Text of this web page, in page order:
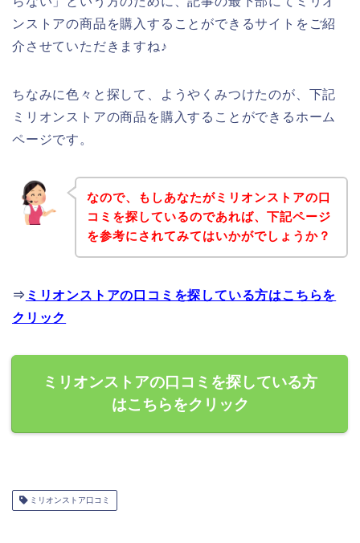
ンストアの商品を購入することができるサイトをご紹
介させていただきますね♪
ちなみに色々と探して、ようやくみつけたのが、下記
ミリオンストアの商品を購入することができるホーム
ページです。
なので、もしあなたがミリオンストアの口
コミを探しているのであれば、下記ページ
を参考にされてみてはいかがでしょうか？
⇒ ミリオンストアの口コミを探している方はこちらを
クリック
ミリオンストアの口コミを探している方
はこちらをクリック
ミリオンストア口コミ